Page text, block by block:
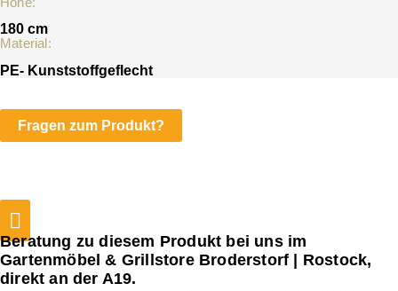
180 cm
Material:
PE- Kunststoffgeflecht
Fragen zum Produkt?
Beratung zu diesem Produkt bei uns im
Gartenmöbel & Grillstore Broderstorf | Rostock,
direkt an der A19.